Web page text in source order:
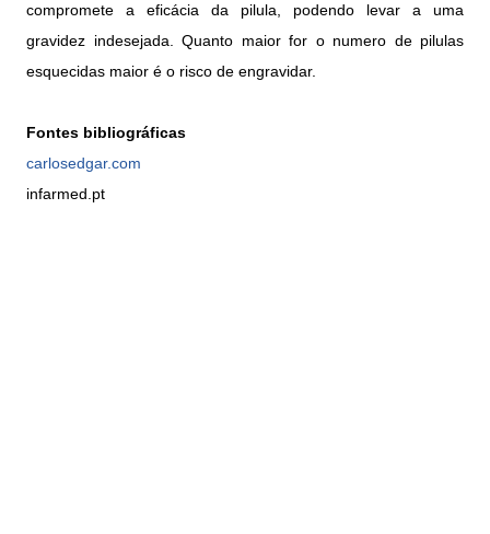
compromete a eficácia da pilula, podendo levar a uma
gravidez indesejada. Quanto maior for o numero de pilulas
esquecidas maior é o risco de engravidar.
Fontes bibliográficas
carlosedgar.com
infarmed.pt